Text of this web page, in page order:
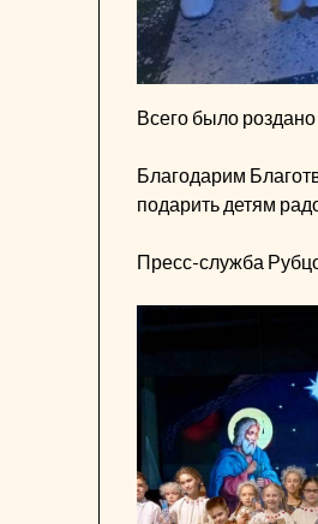
Всего было
Благодарим
подарить детям
Пресс-служба